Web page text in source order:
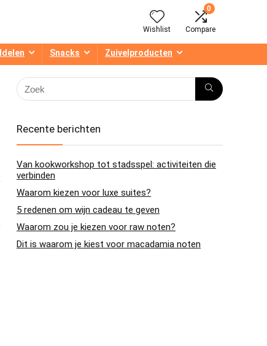
Wishlist
0
Compare
Snacks Zuivelproducten
Recente berichten
Van kookworkshop tot stadsspel: activiteiten die
verbinden
Waarom kiezen voor luxe suites?
5 redenen om wijn cadeau te geven
Waarom zou je kiezen voor raw noten?
Dit is waarom je kiest voor macadamia noten